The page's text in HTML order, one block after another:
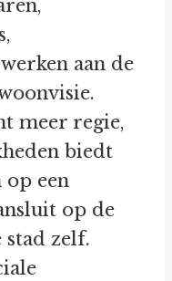
aan de
meer regie,
biedt
op een
op de
stad zelf.